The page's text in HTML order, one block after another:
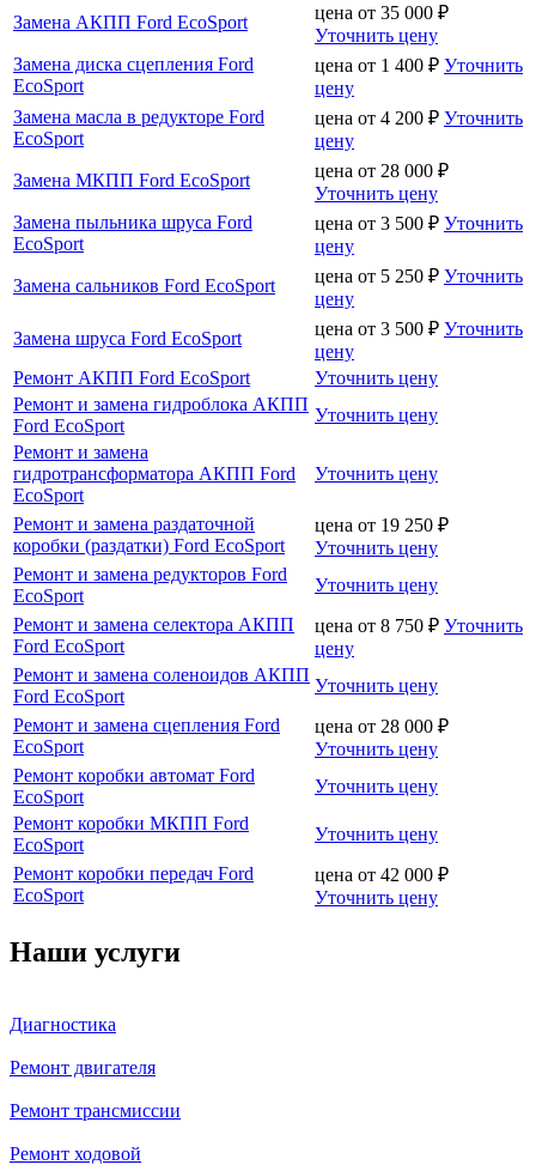
Замена АКПП Ford EcoSport
цена от 35 000 ₽
Уточнить цену
Замена диска сцепления Ford
EcoSport
цена от 1 400 ₽ Уточнить
цену
Замена масла в редукторе Ford
EcoSport
цена от 4 200 ₽ Уточнить
цену
Замена МКПП Ford EcoSport
цена от 28 000 ₽
Уточнить цену
Замена пыльника шруса Ford
EcoSport
цена от 3 500 ₽ Уточнить
цену
Замена сальников Ford EcoSport
цена от 5 250 ₽ Уточнить
цену
Замена шруса Ford EcoSport
цена от 3 500 ₽ Уточнить
цену
Ремонт АКПП Ford EcoSport
Уточнить цену
Ремонт и замена гидроблока АКПП
Ford EcoSport
Уточнить цену
Ремонт и замена
гидротрансформатора АКПП Ford
EcoSport
Уточнить цену
Ремонт и замена раздаточной
коробки (раздатки) Ford EcoSport
цена от 19 250 ₽
Уточнить цену
Ремонт и замена редукторов Ford
EcoSport
Уточнить цену
Ремонт и замена селектора АКПП
Ford EcoSport
цена от 8 750 ₽ Уточнить
цену
Ремонт и замена соленоидов АКПП
Ford EcoSport
Уточнить цену
Ремонт и замена сцепления Ford
EcoSport
цена от 28 000 ₽
Уточнить цену
Ремонт коробки автомат Ford
EcoSport
Уточнить цену
Ремонт коробки МКПП Ford
EcoSport
Уточнить цену
Ремонт коробки передач Ford
EcoSport
цена от 42 000 ₽
Уточнить цену
Наши услуги
Диагностика
Ремонт двигателя
Ремонт трансмиссии
Ремонт ходовой